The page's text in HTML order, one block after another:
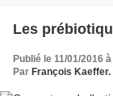
Les
Publié le 11/01/2016
Par François